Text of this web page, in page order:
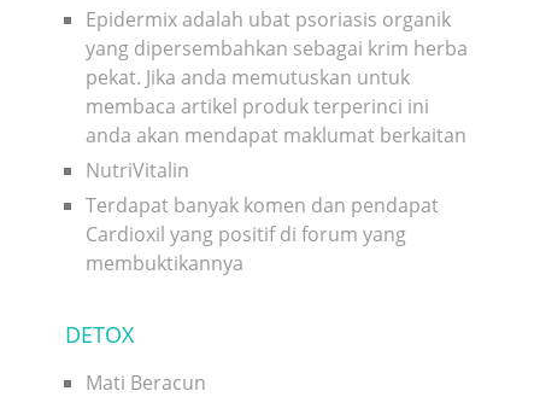
Epidermix adalah ubat psoriasis organik
yang dipersembahkan sebagai krim herba
pekat. Jika anda memutuskan untuk
membaca artikel produk terperinci ini
anda akan mendapat maklumat berkaitan
NutriVitalin
Terdapat banyak komen dan pendapat
Cardioxil yang positif di forum yang
membuktikannya
DETOX
Mati Beracun